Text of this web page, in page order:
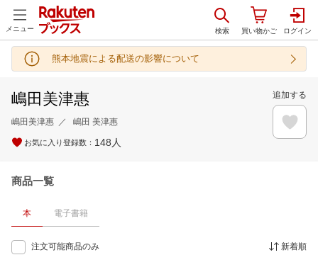
メニュー
熊本地震による配送の影響について
嶋田美津惠
嶋田美津惠 嶋田 美津惠
お気に入り登録数： 148 人
追加する
商品一覧
本 電子書籍
注文可能商品のみ 新着順